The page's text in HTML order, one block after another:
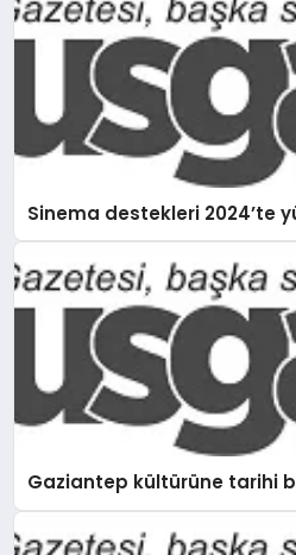
Sinema destekleri 2024’te
Gaziantep kültürüne tarihi